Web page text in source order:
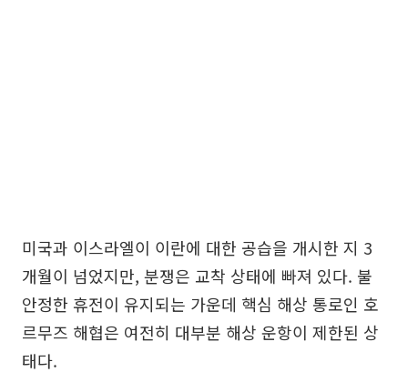
미국과 이스라엘이 이란에 대한 공습을 개시한 지 3
개월이 넘었지만, 분쟁은 교착 상태에 빠져 있다. 불
안정한 휴전이 유지되는 가운데 핵심 해상 통로인 호
르무즈 해협은 여전히 대부분 해상 운항이 제한된 상
태다.